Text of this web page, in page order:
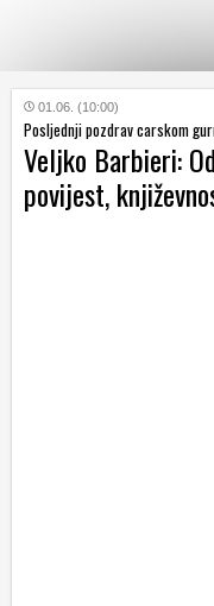
KATEGORIJE
HRVATSKI
WEB
01.06. (10:00)
Posljednji pozdrav carskom
Veljko Barbieri:
povijest,